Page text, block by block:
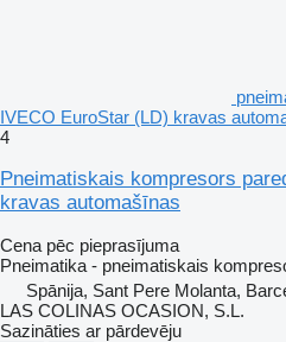
IVECO EuroStar (LD) kravas
4
Pneimatiskais kompresors
kravas automašīnas
Cena pēc pieprasījuma
Pneimatika - pneimatiskais
Spānija, Sant Pere Molanta,
LAS COLINAS OCASION, S.L.
Sazināties ar pārdevēju